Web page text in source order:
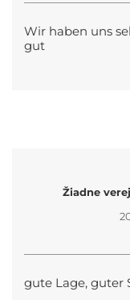
Wir haben uns
gut
Žiadne
gute Lage, guter